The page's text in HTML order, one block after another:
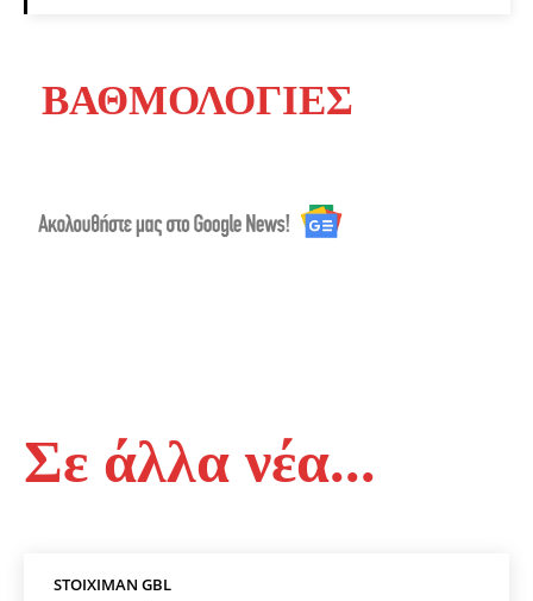
ΒΑΘΜΟΛΟΓΙΕΣ
Σε άλλα νέα...
STOIXIMAN GBL